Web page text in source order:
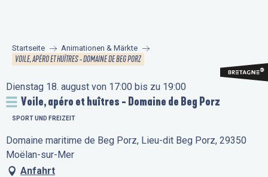
principal
Startseite Animationen & Märkte
VOILE, APÉRO ET HUÎTRES - DOMAINE DE BEG PORZ
Dienstag 18. august von 17:00 bis zu 19:00
Voile, apéro et huîtres - Domaine de Beg Porz
SPORT UND FREIZEIT
Domaine maritime de Beg Porz, Lieu-dit Beg Porz, 29350
Moëlan-sur-Mer
Anfahrt